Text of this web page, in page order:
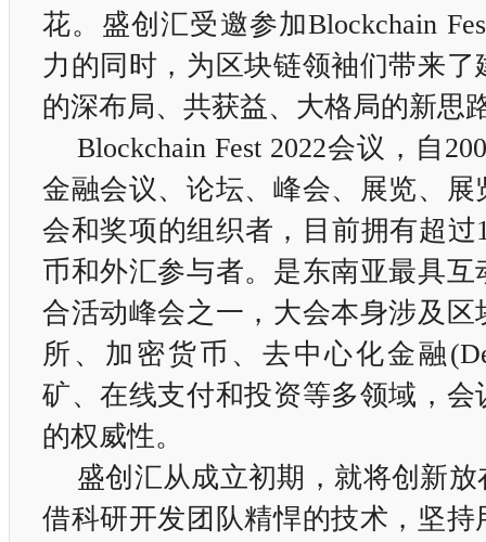
花。盛创汇受邀参加Blockchain
力的同时，为区块链领袖们带来了
的深布局、共获益、大格局的新思
Blockchain Fest 2022会议，自
金融会议、论坛、峰会、展览、展
会和奖项的组织者，目前拥有超过
币和外汇参与者。是东南亚最具互
合活动峰会之一，大会本身涉及区
所、加密货币、去中心化金融
矿、在线支付和投资等多领域，会
的权威性。
盛创汇从成立初期，就将创新
借科研开发团队精悍的技术，坚持